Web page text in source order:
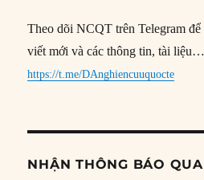
Theo dõi NCQT trên Telegram
viết mới và các thông tin, tài
https://t.me/DAnghiencuuquocte
NHẬN THÔNG BÁO